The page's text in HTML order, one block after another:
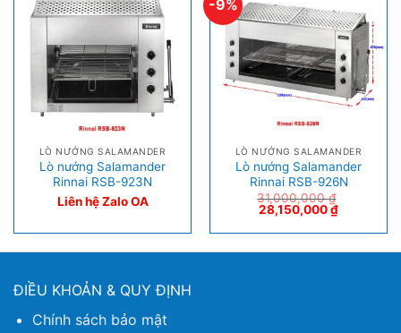
LÒ NƯỚNG SALAMANDER
Lò nướng Salamander
Rinnai RSB-923N
Liên hệ Zalo OA
-9%
LÒ NƯỚNG SALAMANDER
Lò nướng Salamander
Rinnai RSB-926N
31,000,000₫
28,150,000₫
ĐIỀU KHOẢN & QUY ĐỊNH
Chính sách bảo mật